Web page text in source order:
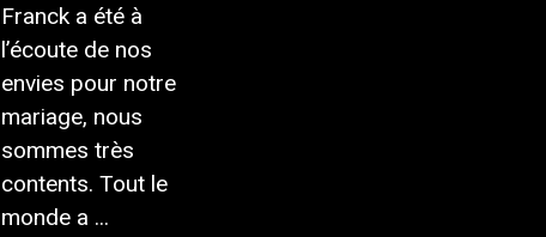
Franck a été à
l’écoute de nos
envies pour notre
mariage, nous
sommes très
contents. Tout le
monde a ...